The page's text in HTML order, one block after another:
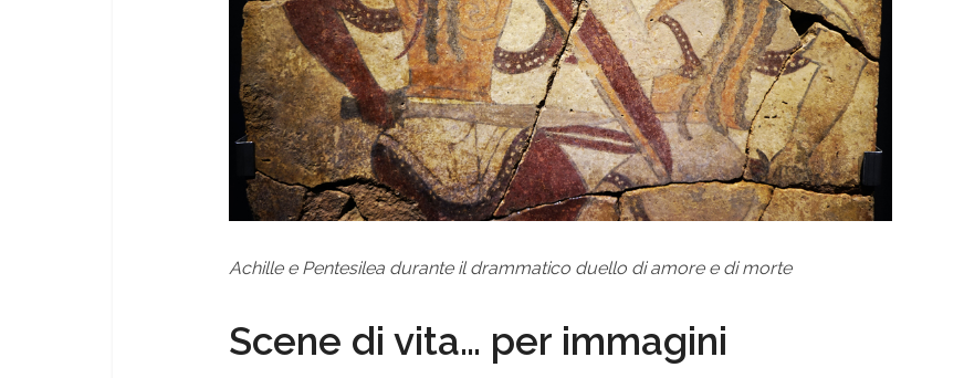
Achille e Pentesilea durante il drammatico duello di amore e di morte
Scene di vita… per immagini